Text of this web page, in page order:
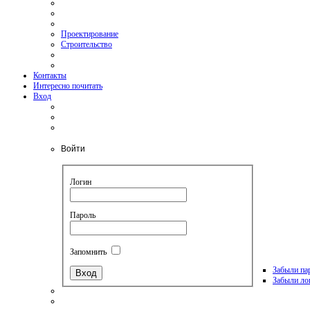
Проектирование
Строительство
Контакты
Интересно почитать
Вход
Войти
Логин
Пароль
Запомнить
Забыли
Забыли